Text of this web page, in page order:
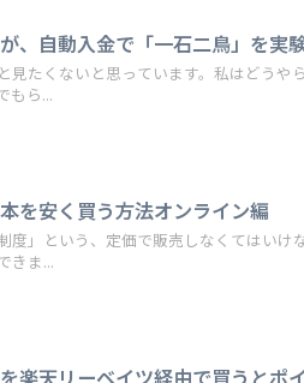
、自動入金で「一石二鳥」を実
見たくないと思っています。私はどうや
もら...
を安く買う方法オンライン編
度」という、定価で販売しなくてはいけ
きま...
楽天リーベイツ経由で買うとポ